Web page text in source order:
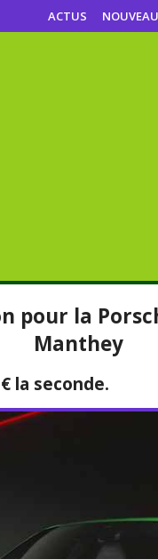
ACTUS
pour la
Manthey
la seconde.